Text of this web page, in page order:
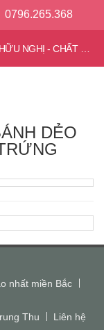
0796.265.368
DẺO
nhất miền Bắc
Thu Liên hệ